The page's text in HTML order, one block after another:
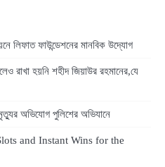
লিফাত ফাউন্ডেশনের মানবিক উদ্যোগ
রাখা হয়নি শহীদ জিয়াউর রহমানের,যে
অভিযোগ পুলিশের অভিযানে
and Instant Wins for the